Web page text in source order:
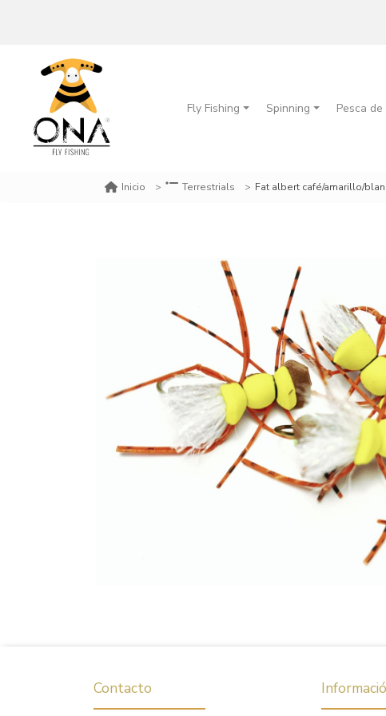
Fly Fishing Spinning Pesca de
Inicio Terrestrials Fat albert café/amarillo/blanco/
Contacto